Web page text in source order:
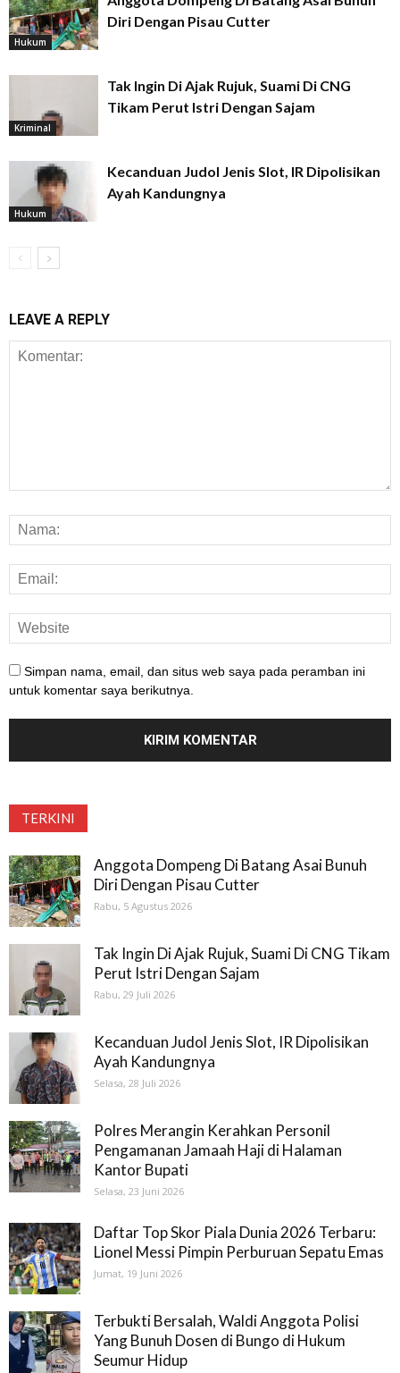
Hukum
Diri Dengan Pisau Cutter
Kriminal
Tak Ingin Di Ajak Rujuk, Suami Di CNG
Tikam Perut Istri Dengan Sajam
Hukum
Kecanduan Judol Jenis Slot, IR Dipolisikan
Ayah Kandungnya
LEAVE A REPLY
Simpan nama, email, dan situs web saya pada peramban ini
untuk komentar saya berikutnya.
TERKINI
Anggota Dompeng Di Batang Asai Bunuh
Diri Dengan Pisau Cutter
Rabu, 5 Agustus 2026
Tak Ingin Di Ajak Rujuk, Suami Di CNG Tikam
Perut Istri Dengan Sajam
Rabu, 29 Juli 2026
Kecanduan Judol Jenis Slot, IR Dipolisikan
Ayah Kandungnya
Selasa, 28 Juli 2026
Polres Merangin Kerahkan Personil
Pengamanan Jamaah Haji di Halaman
Kantor Bupati
Selasa, 23 Juni 2026
Daftar Top Skor Piala Dunia 2026 Terbaru:
Lionel Messi Pimpin Perburuan Sepatu Emas
Jumat, 19 Juni 2026
Terbukti Bersalah, Waldi Anggota Polisi
Yang Bunuh Dosen di Bungo di Hukum
Seumur Hidup